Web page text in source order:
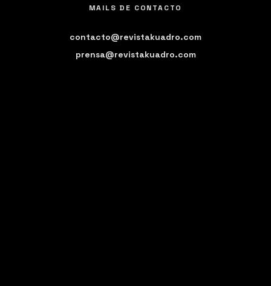
MAILS DE CONTACTO
contacto@revistakuadro.com
prensa@revistakuadro.com